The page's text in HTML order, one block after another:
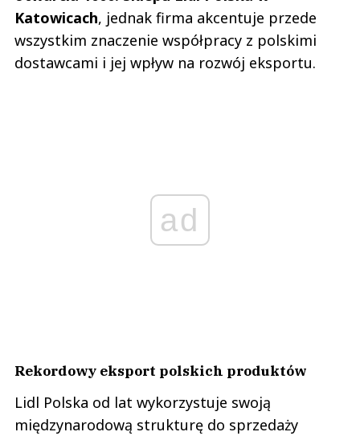
Katowicach, jednak firma akcentuje przede
wszystkim znaczenie współpracy z polskimi
dostawcami i jej wpływ na rozwój eksportu.
ad
Rekordowy eksport polskich produktów
Lidl Polska od lat wykorzystuje swoją
międzynarodową strukturę do sprzedaży